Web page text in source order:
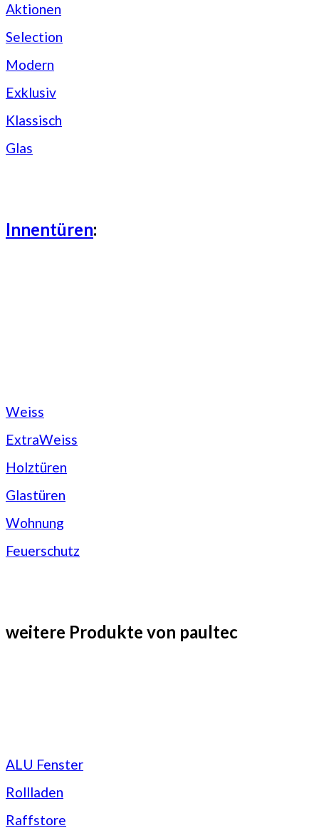
Aktionen
Selection
Modern
Exklusiv
Klassisch
Glas
Innentüren:
Weiss
ExtraWeiss
Holztüren
Glastüren
Wohnung
Feuerschutz
weitere Produkte von paultec
ALU Fenster
Rollladen
Raffstore